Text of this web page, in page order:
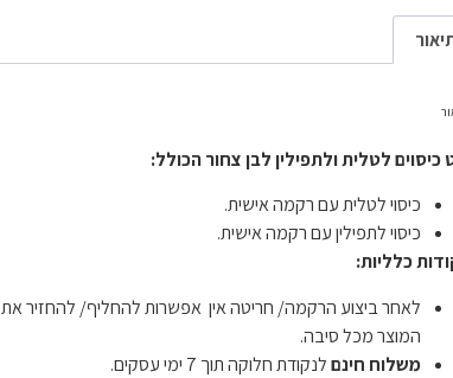
כיסוים לטלית ולתפילין לבן צחור הכולל:
כיסוי לטלית עם רקמה אישית.
כיסוי לתפילין עם רקמה אישית.
כלליות:
לאחר ביצוע הרקמה/ חריטה אין אפשרות להחליף/ להחזיר את
המוצר מכל סיבה.
משלוח חינםלנקודת חלוקה תוך 7 ימי עסקים.